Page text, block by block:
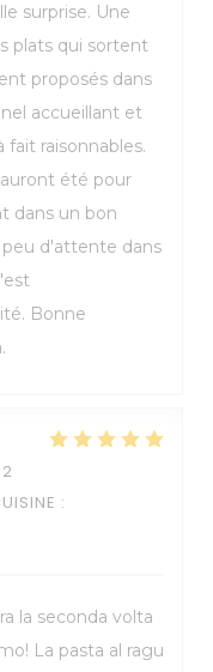
surprise. Une
plats qui sortent
proposés dans
accueillant et
raisonnables.
été pour
dans un bon
d'attente dans
Bonne
:
la seconda volta
La pasta al ragu